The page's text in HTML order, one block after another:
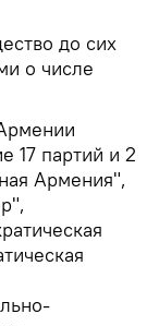
до сих
о числе
17 партий и 2
Армения",